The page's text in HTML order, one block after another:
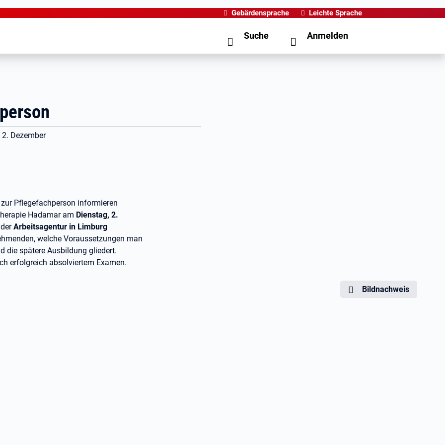
Gebärdensprache Leichte Sprache
Suche Anmelden
Dezember
Pflegefachperson informieren
Hadamar am Dienstag, 2.
Arbeitsagentur in Limburg
welche Voraussetzungen man
die spätere Ausbildung gliedert.
erfolgreich absolviertem Examen.
Bildnachweis